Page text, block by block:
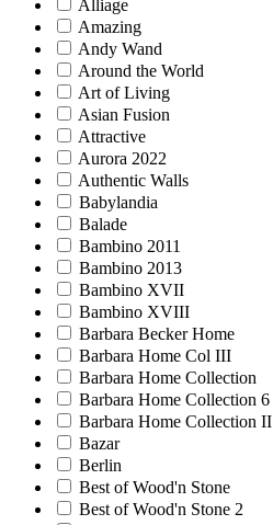
Alliage
Amazing
Andy Wand
Around the World
Art of Living
Asian Fusion
Attractive
Aurora 2022
Authentic Walls
Babylandia
Balade
Bambino 2011
Bambino 2013
Bambino XVII
Bambino XVIII
Barbara Becker Home
Barbara Home Col III
Barbara Home Collection
Barbara Home Collection 6
Barbara Home Collection II
Bazar
Berlin
Best of Wood'n Stone
Best of Wood'n Stone 2